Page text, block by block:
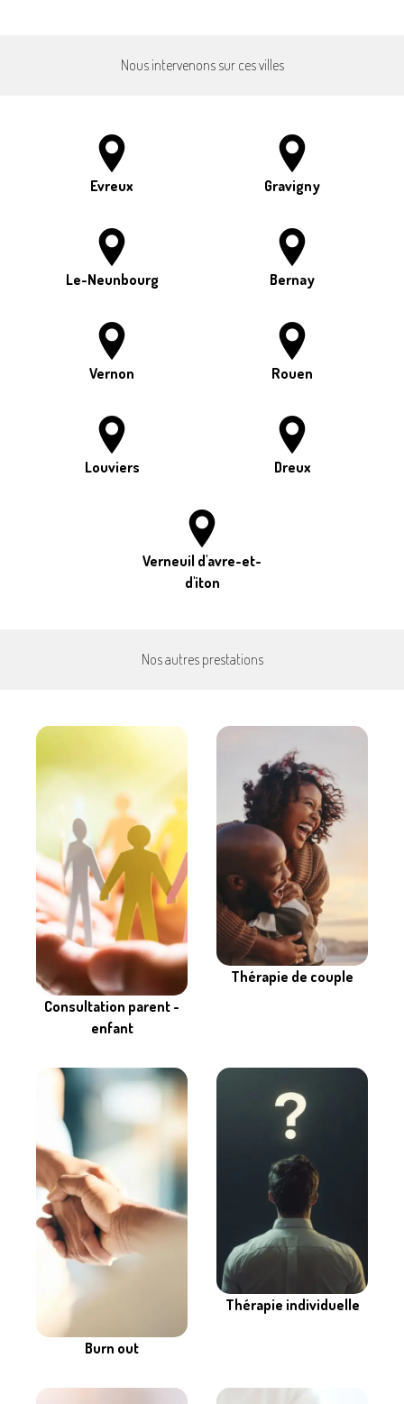
Nous intervenons sur ces villes
Evreux Gravigny
Le-Neunbourg Bernay
Vernon Rouen
Louviers Dreux
Verneuil d'avre-et-
d'iton
Nos autres prestations
Consultation parent -
enfant
Thérapie de couple
Burn out
Thérapie individuelle